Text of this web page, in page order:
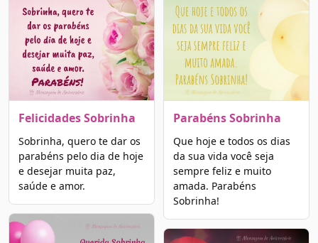
Felicidades Sobrinha
Sobrinha, quero te dar os
parabéns pelo dia de hoje
e desejar muita paz,
saúde e amor.
Parabéns Sobrinha
Que hoje e todos os dias
da sua vida você seja
sempre feliz e muito
amada. Parabéns
Sobrinha!